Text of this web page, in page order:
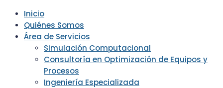
Inicio
Quiénes Somos
Área de Servicios
Simulación Computacional
Consultoría en Optimización de Equipos y
Procesos
Ingeniería Especializada